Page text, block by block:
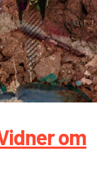
om